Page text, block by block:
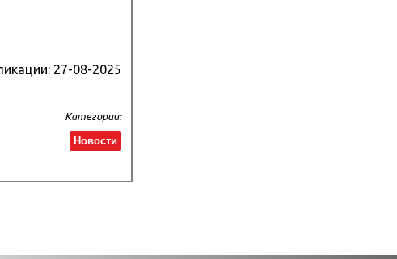
27-08-2025
Категории:
Новости